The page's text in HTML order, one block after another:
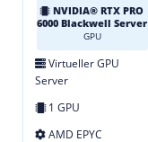
NVIDIA® RTX PRO
6000 Blackwell Server
GPU
Virtueller GPU
Server
1 GPU
AMD EPYC